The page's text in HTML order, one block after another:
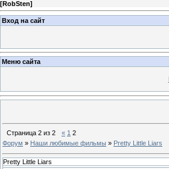
[RobSten]
Вход на сайт
Меню сайта
Страница 2 из 2 « 1 2
Форум » Наши любимые фильмы » Pretty Little Liars
Pretty Little Liars